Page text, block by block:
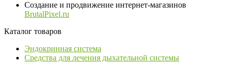
Создание и продвижение интернет-магазинов
BrutalPixel.ru
Каталог товаров
Эндокринная система
Средства для лечения дыхательной системы